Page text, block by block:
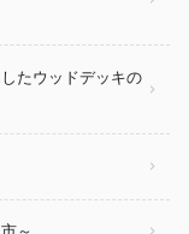
たウッドデッキの